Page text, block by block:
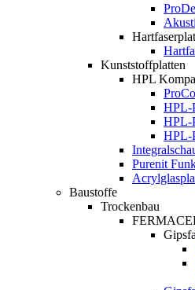
Kunststoffplatten
HPL
HPL-
HPL-
HPL-
Purenit
Baustoffe
Trockenbau